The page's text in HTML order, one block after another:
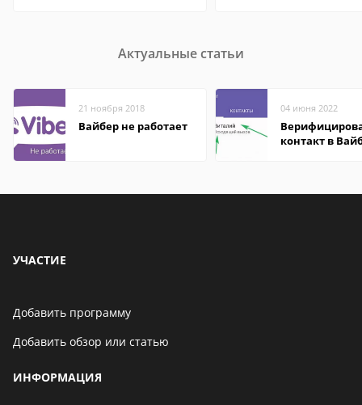
Актуальные статьи
21 ноября 2018
Вайбер не работает
04 июня 2022
контакт в
УЧАСТИЕ
Добавить программу
Добавить обзор или статью
ИНФОРМАЦИЯ